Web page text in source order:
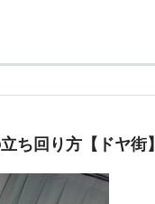
ち回り方【ドヤ街】